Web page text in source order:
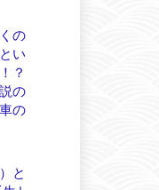
の
い
？
の
の
と